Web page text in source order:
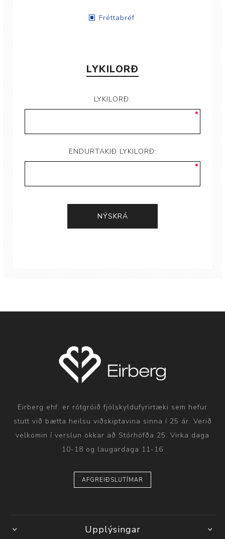
Fréttabréf
LYKILORÐ
LYKILORÐ:
ENDURTAKIÐ LYKILORÐ:
Eirberg ehf. er rótgróið fjölskyldufyrirtæki sem hefur
stutt við bætta heilsu viðskiptavina sinna í 25 ár. Verið
velkomin í verslun okkar að Stórhöfða 25. Virka daga
10-18 og laugardaga 11-16
AFGREIÐSLUTÍMAR
Upplýsingar